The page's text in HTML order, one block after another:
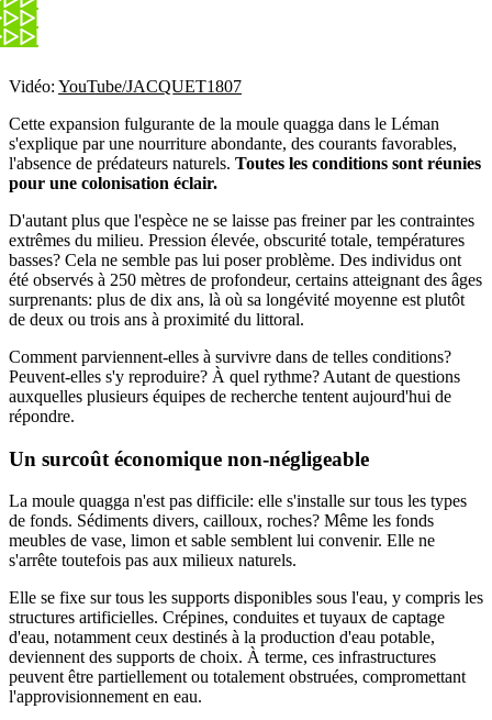
Vidéo: YouTube/JACQUET1807
Cette expansion fulgurante de la moule quagga dans le Léman
s'explique par une nourriture abondante, des courants favorables,
l'absence de prédateurs naturels. Toutes les conditions sont réunies
pour une colonisation éclair.
D'autant plus que l'espèce ne se laisse pas freiner par les contraintes
extrêmes du milieu. Pression élevée, obscurité totale, températures
basses? Cela ne semble pas lui poser problème. Des individus ont
été observés à 250 mètres de profondeur, certains atteignant des âges
surprenants: plus de dix ans, là où sa longévité moyenne est plutôt
de deux ou trois ans à proximité du littoral.
Comment parviennent-elles à survivre dans de telles conditions?
Peuvent-elles s'y reproduire? À quel rythme? Autant de questions
auxquelles plusieurs équipes de recherche tentent aujourd'hui de
répondre.
Un surcoût économique non-négligeable
La moule quagga n'est pas difficile: elle s'installe sur tous les types
de fonds. Sédiments divers, cailloux, roches? Même les fonds
meubles de vase, limon et sable semblent lui convenir. Elle ne
s'arrête toutefois pas aux milieux naturels.
Elle se fixe sur tous les supports disponibles sous l'eau, y compris les
structures artificielles. Crépines, conduites et tuyaux de captage
d'eau, notamment ceux destinés à la production d'eau potable,
deviennent des supports de choix. À terme, ces infrastructures
peuvent être partiellement ou totalement obstruées, compromettant
l'approvisionnement en eau.